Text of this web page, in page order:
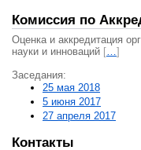
Комиссия по
Оценка и аккредитация
науки и инноваций […]
Заседания:
25 мая 2018
5 июня 2017
27 апреля 2017
Контакты